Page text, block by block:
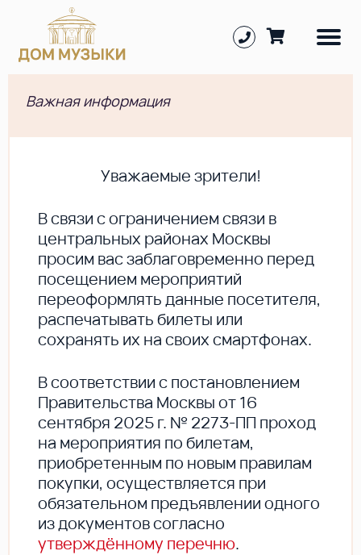
Важная информация
Уважаемые зрители!
В cвязи с ограничением связи в
центральных районах Москвы
просим вас заблаговременно перед
посещением мероприятий
переоформлять данные посетителя,
распечатывать билеты или
сохранять их на своих смартфонах.
В соответствии с постановлением
Правительства Москвы от 16
сентября 2025 г. № 2273-ПП проход
на мероприятия по билетам,
приобретенным по новым правилам
покупки, осуществляется при
обязательном предъявлении одного
из документов согласно
утверждённому перечню.